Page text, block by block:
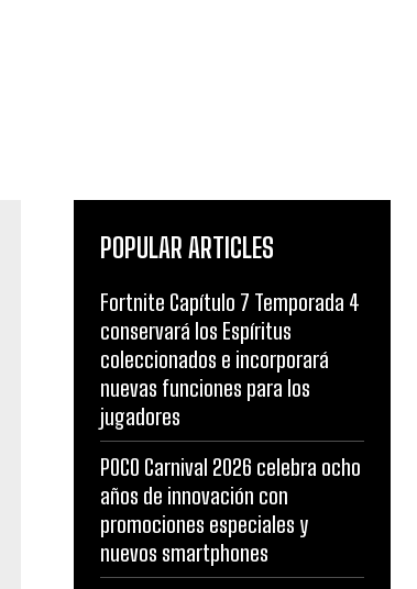
POPULAR ARTICLES
Fortnite Capítulo 7 Temporada 4
conservará los Espíritus
coleccionados e incorporará
nuevas funciones para los
jugadores
POCO Carnival 2026 celebra ocho
años de innovación con
promociones especiales y
nuevos smartphones